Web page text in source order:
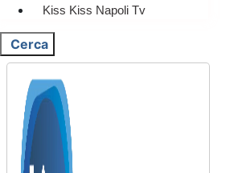
Kiss Kiss Napoli Tv
Cerca